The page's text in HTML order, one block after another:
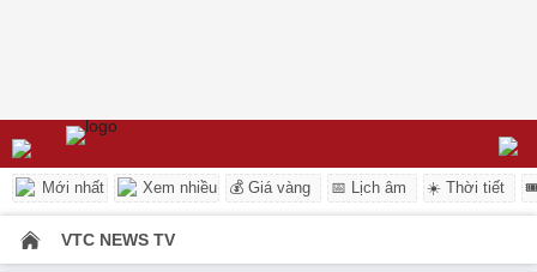
Mới nhất Xem nhiều 💰 Giá vàng 📅 Lịch âm ☀️ Thời tiết
VTC NEWS TV